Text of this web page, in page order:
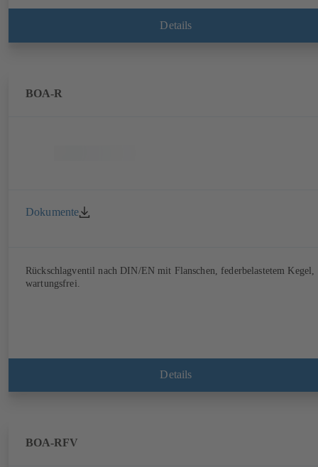
Details
BOA-R
Dokumente
Rückschlagventil nach DIN/EN mit Flanschen, federbelastetem Kegel,
wartungsfrei.
Details
BOA-RFV